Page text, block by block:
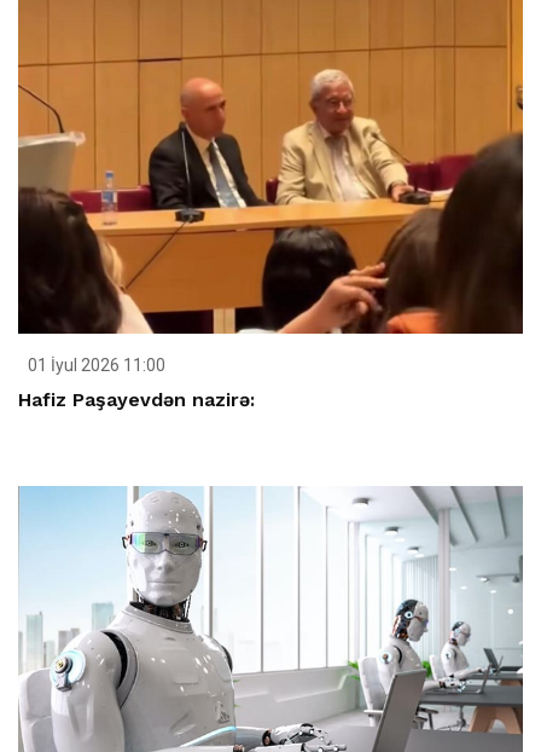
01 İyul 2026 11:00
Hafiz Paşayevdən nazirə: